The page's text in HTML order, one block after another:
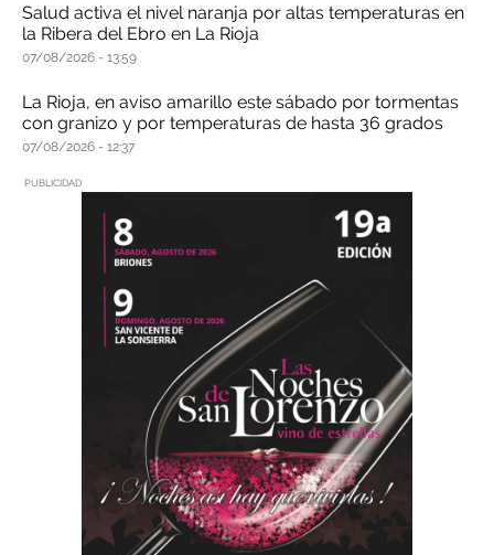
Salud activa el nivel naranja por altas temperaturas en
la Ribera del Ebro en La Rioja
07/08/2026 13:59
La Rioja, en aviso amarillo este sábado por tormentas
con granizo y por temperaturas de hasta 36 grados
07/08/2026 12:37
PUBLICIDAD